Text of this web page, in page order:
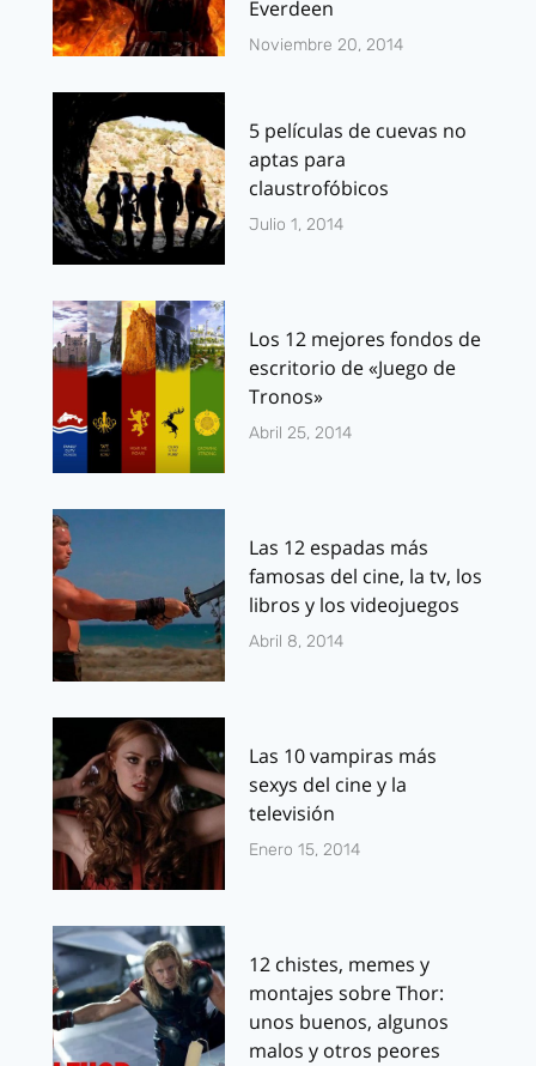
Everdeen
Noviembre 20, 2014
5 películas de cuevas no
aptas para
claustrofóbicos
Julio 1, 2014
Los 12 mejores fondos de
escritorio de «Juego de
Tronos»
Abril 25, 2014
Las 12 espadas más
famosas del cine, la tv, los
libros y los videojuegos
Abril 8, 2014
Las 10 vampiras más
sexys del cine y la
televisión
Enero 15, 2014
12 chistes, memes y
montajes sobre Thor:
unos buenos, algunos
malos y otros peores